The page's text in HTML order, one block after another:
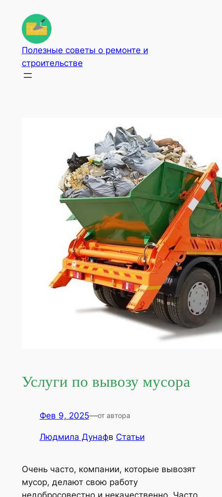
содержимому
Полезные советы о ремонте и
строительстве
Услуги по вывозу мусора
Фев 9, 2025—от автора
Людмила Дунафв Статьи
Очень часто, компании, которые вывозят
мусор, делают свою работу